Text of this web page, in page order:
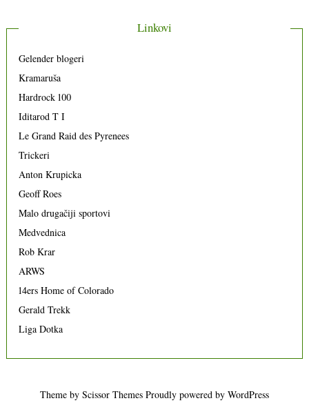
Linkovi
Gelender blogeri
Kramaruša
Hardrock 100
Iditarod T I
Le Grand Raid des Pyrenees
Trickeri
Anton Krupicka
Geoff Roes
Malo drugačiji sportovi
Medvednica
Rob Krar
ARWS
14ers Home of Colorado
Gerald Trekk
Liga Dotka
Theme by Scissor Themes Proudly powered by WordPress